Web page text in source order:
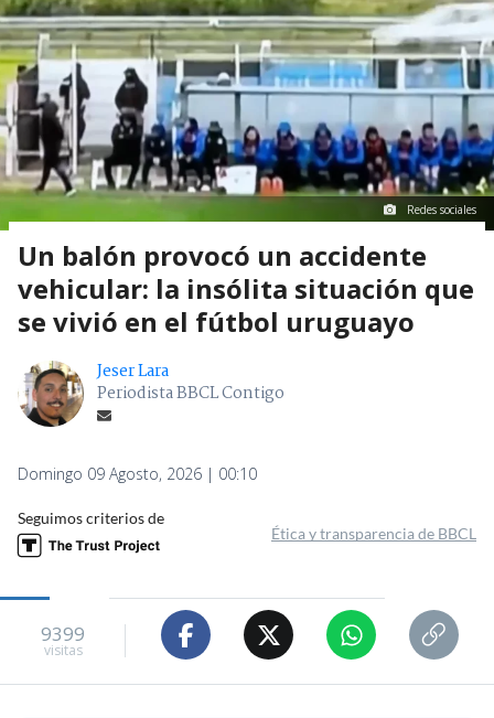
Redes sociales
Un balón provocó un accidente
vehicular: la insólita situación que
se vivió en el fútbol uruguayo
Jeser Lara
Periodista BBCL Contigo
Domingo 09 Agosto, 2026 | 00:10
Seguimos criterios de
Ética y transparencia de BBCL
9399
visitas